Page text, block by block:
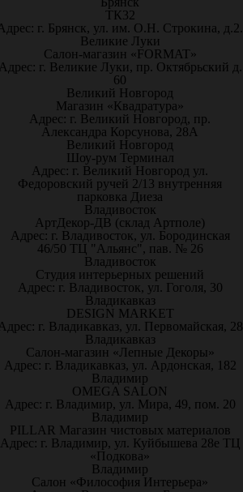
ТК32
г. Брянск, ул. им. О.Н. Строкина, д.2.
Великие Луки
Салон-магазин «FORMAT»
г. Великие Луки, пр. Октябрьский д.
60
Великий Новгород
Магазин «Квадратура»
Адрес: г. Великий Новгород, пр.
Александра Корсунова, 28А
Великий Новгород
Шоу-рум Терминал
Адрес: г. Великий Новгород ул.
Федоровский ручей 2/13 внутренняя
парковка Диеза
Владивосток
АртДекор-ДВ (склад Артполе)
Адрес: г. Владивосток, ул. Бородинская
46/50 ТЦ "Альянс", пав. № 26
Владивосток
Студия интерьерных решений
Адрес: г. Владивосток, ул. Гоголя, 30
Владикавказ
DESIGN MARKET
г. Владикавказ, ул. Первомайская, 28
Владикавказ
Салон-магазин «Лепные Декоры»
Адрес: г. Владикавказ, ул. Ардонская, 182
Владимир
OMEGA SALON
Адрес: г. Владимир, ул. Мира, 49, пом. 20
Владимир
PILLAR Магазин чистовых материалов
Адрес: г. Владимир, ул. Куйбышева 28е ТЦ
«Подкова»
Владимир
Салон «Философия Интерьера»